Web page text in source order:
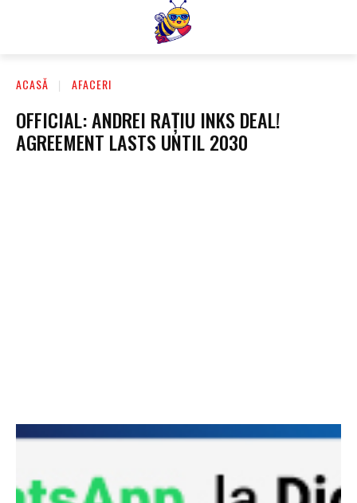
ACASĂ AFACERI
OFFICIAL: ANDREI RAȚIU INKS DEAL!
AGREEMENT LASTS UNTIL 2030